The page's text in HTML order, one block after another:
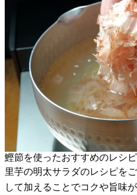
鰹節を使ったおすすめのレシ
里芋の明太サラダのレシピを
して加えることでコクや旨味